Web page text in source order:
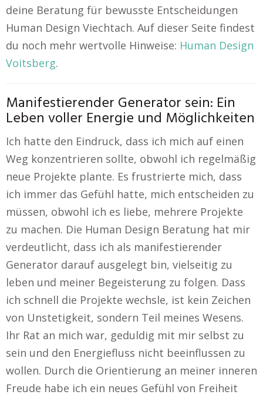
deine Beratung für bewusste Entscheidungen
Human Design Viechtach. Auf dieser Seite findest
du noch mehr wertvolle Hinweise: Human Design
Voitsberg.
Manifestierender Generator sein: Ein
Leben voller Energie und Möglichkeiten
Ich hatte den Eindruck, dass ich mich auf einen
Weg konzentrieren sollte, obwohl ich regelmäßig
neue Projekte plante. Es frustrierte mich, dass
ich immer das Gefühl hatte, mich entscheiden zu
müssen, obwohl ich es liebe, mehrere Projekte
zu machen. Die Human Design Beratung hat mir
verdeutlicht, dass ich als manifestierender
Generator darauf ausgelegt bin, vielseitig zu
leben und meiner Begeisterung zu folgen. Dass
ich schnell die Projekte wechsle, ist kein Zeichen
von Unstetigkeit, sondern Teil meines Wesens.
Ihr Rat an mich war, geduldig mit mir selbst zu
sein und den Energiefluss nicht beeinflussen zu
wollen. Durch die Orientierung an meiner inneren
Freude habe ich ein neues Gefühl von Freiheit